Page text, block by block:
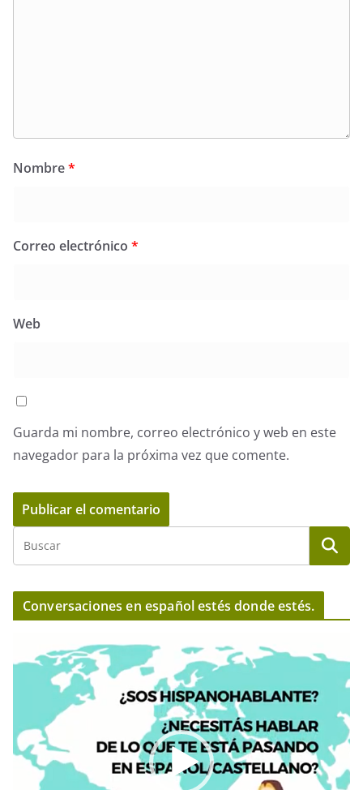
Nombre*
Correo electrónico *
Web
Guarda mi nombre, correo electrónico y web en este
navegador para la próxima vez que comente.
Conversaciones en español estés donde estés.
e
d